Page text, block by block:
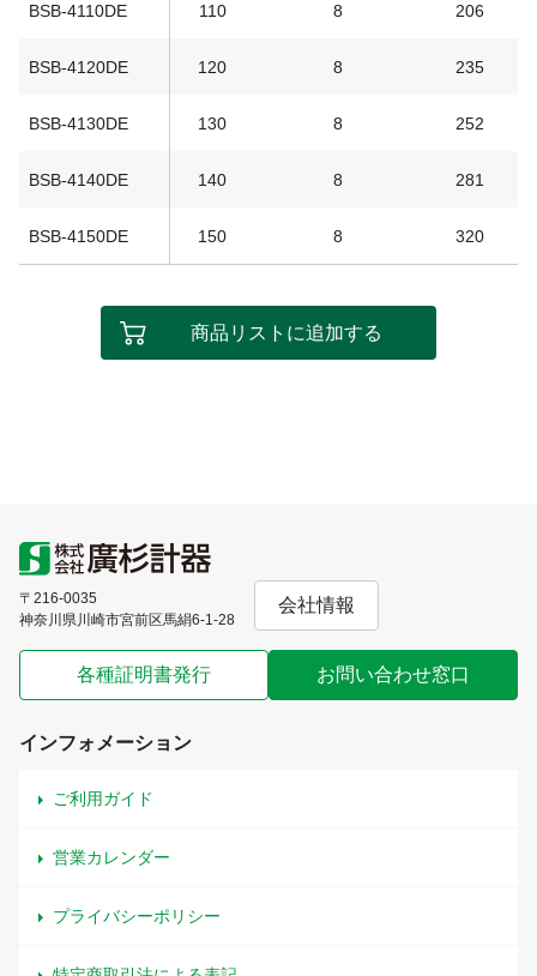
BSB-4110DE 110 8 206
BSB-4120DE 120 8 235
BSB-4130DE 130 8 252
BSB-4140DE 140 8 281
BSB-4150DE 150 8 320
商品リストに追加する
〒216-0035
神奈川県川崎市宮前区馬絹6-1-28
会社情報
各種証明書発行 お問い合わせ窓口
インフォメーション
ご利用ガイド
営業カレンダー
プライバシーポリシー